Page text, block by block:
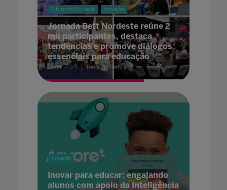
Futuro da Educação Inovação
Jornada Bett Nordeste reúne 2
mil participantes, destaca
tendências e promove diálogos
essenciais para educação
11 set. 2024 Redação Bett Blog
Inovação
Inovar para educar: engajando
alunos com apoio da Inteligência